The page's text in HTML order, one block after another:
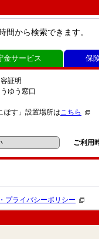
間から検索できます。
証明
ゆう窓口
ぽす」設置場所はこちら
ご利用
金サービス 保
プライバシーポリシー